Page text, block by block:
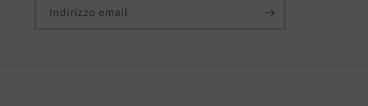
Indirizzo email